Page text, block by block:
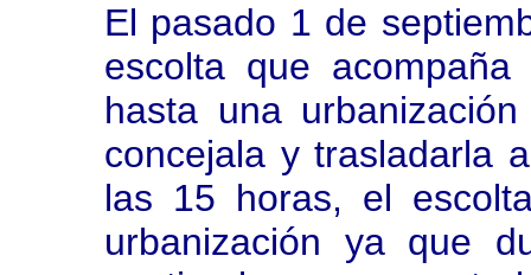
El pasado 1 de
escolta que
hasta una
concejala y trasladarla
las 15 horas, el
urbanización ya que